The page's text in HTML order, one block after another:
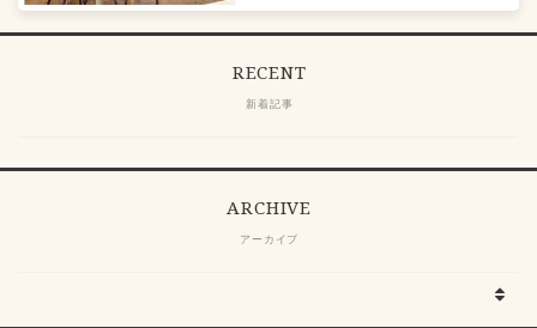
RECENT
新着記事
ARCHIVE
アーカイブ